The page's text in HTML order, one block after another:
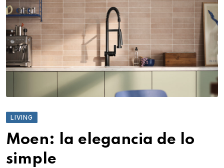
LIVING
Moen: la elegancia de lo
simple